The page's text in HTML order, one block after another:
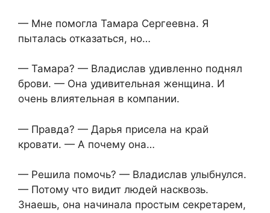
— Мне помогла Тамара Сергеевна. Я
пыталась отказаться, но…
— Тамара? — Владислав удивленно поднял
брови. — Она удивительная женщина. И
очень влиятельная в компании.
— Правда? — Дарья присела на край
кровати. — А почему она…
— Решила помочь? — Владислав улыбнулся.
— Потому что видит людей насквозь.
Знаешь, она начинала простым секретарем,